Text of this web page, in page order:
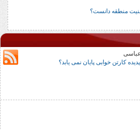
امنیت منطقه دانست؟
عباسی
کارتن خوابی پایان نمی یابد؟